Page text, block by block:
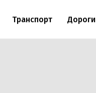
Транспорт Дороги